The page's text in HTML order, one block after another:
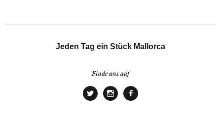
Jeden Tag ein Stück Mallorca
Finde uns auf